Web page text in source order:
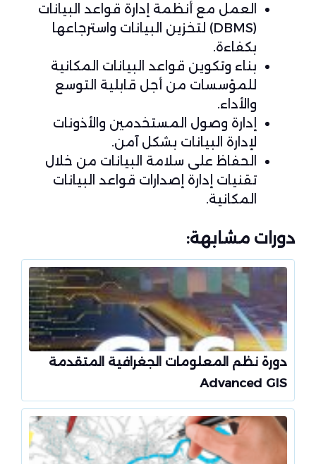
العمل مع أنظمة إدارة قواعد البيانات
(DBMS) لتخزين البيانات واسترجاعها
بكفاءة.
بناء وتكوين قواعد البيانات المكانية
للمؤسسات من أجل قابلية التوسع
والأداء.
إدارة وصول المستخدمين والأذونات
لإدارة البيانات بشكل آمن.
الحفاظ على سلامة البيانات من خلال
تقنيات إدارة إصدارات قواعد البيانات
المكانية.
دورات مشابهة:
دورة نظم المعلومات الجغرافية المتقدمة
Advanced GIS